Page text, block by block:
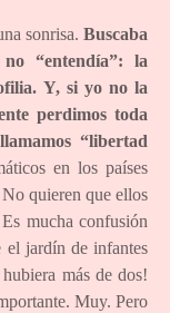
sonrisa. Buscaba
“entendía”: la
Y, si yo no la
perdimos toda
“libertad
en los países
quieren que ellos
mucha confusión
el jardín de infantes
más de dos!
Muy. Pero